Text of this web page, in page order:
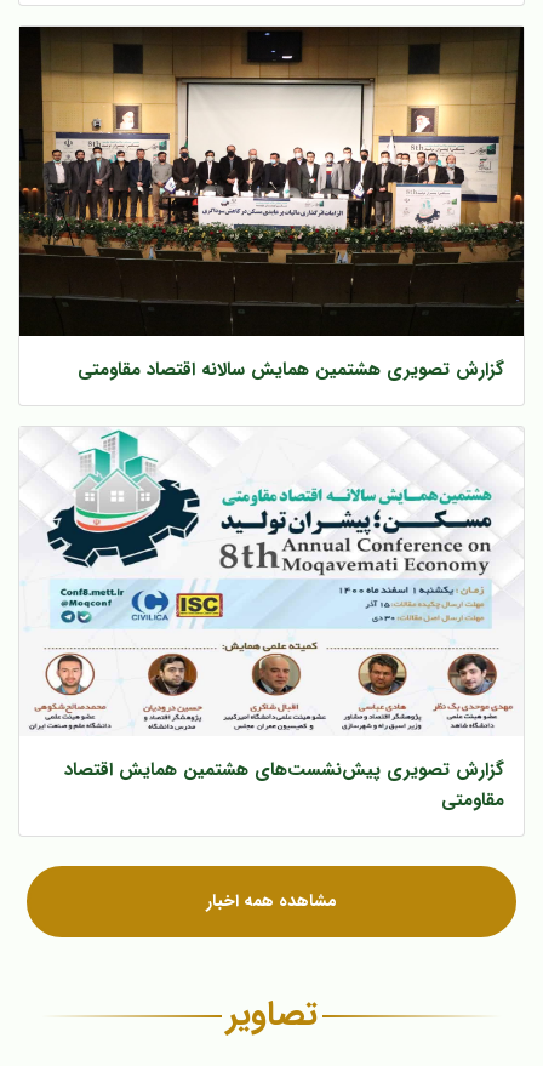
گزارش تصویری هشتمین همایش سالانه اقتصاد مقاومتی
گزارش تصویری پیش‌‌نشست‌های هشتمین همایش اقتصاد
مقاومتی
مشاهده همه اخبار
تصاویر